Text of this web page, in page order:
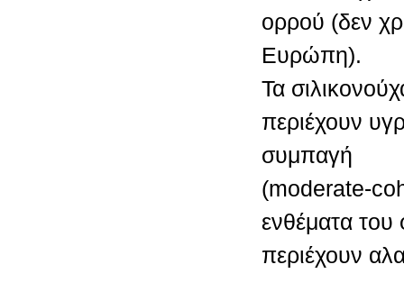
ορρού (δεν
Ευρώπη).
Τα
περιέχουν
συμπαγή
(moderate-
ενθέματα του
περιέχουν